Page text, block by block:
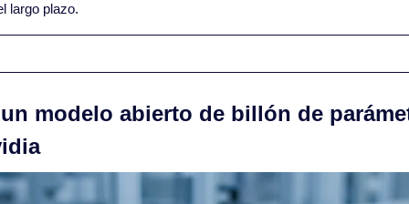
largo plazo.
modelo abierto de billón de